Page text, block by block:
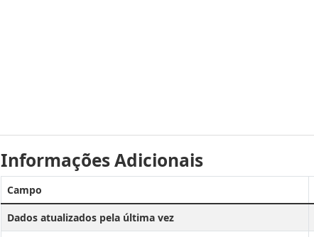
Informações Adicionais
Campo
Dados atualizados pela última vez